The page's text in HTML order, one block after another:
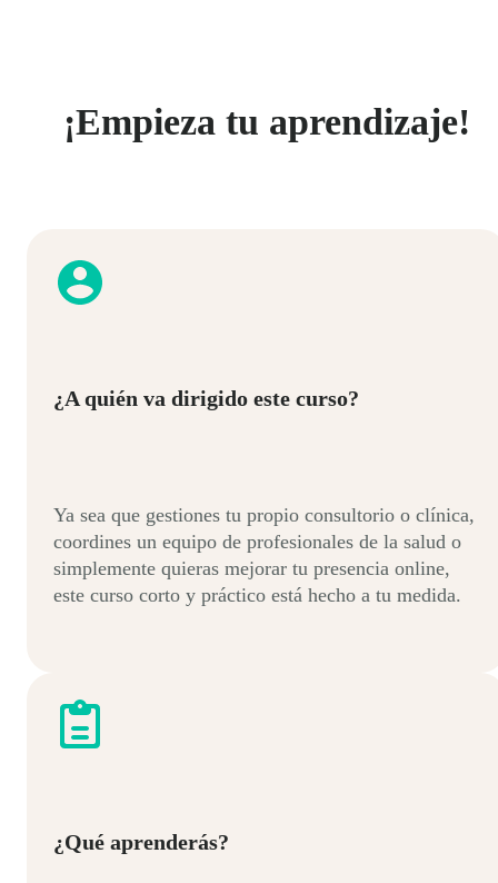
¡Empieza tu aprendizaje!
¿A quién va dirigido este curso?
Ya sea que gestiones tu propio consultorio o clínica,
coordines un equipo de profesionales de la salud o
simplemente quieras mejorar tu presencia online,
este curso corto y práctico está hecho a tu medida.
¿Qué aprenderás?